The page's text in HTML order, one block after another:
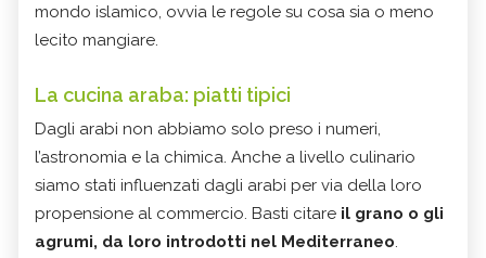
mondo islamico, ovvia le regole su cosa sia o meno
lecito mangiare.
La cucina araba: piatti tipici
Dagli arabi non abbiamo solo preso i numeri,
l’astronomia e la chimica. Anche a livello culinario
siamo stati influenzati dagli arabi per via della loro
propensione al commercio. Basti citare il grano o gli
agrumi, da loro introdotti nel Mediterraneo.